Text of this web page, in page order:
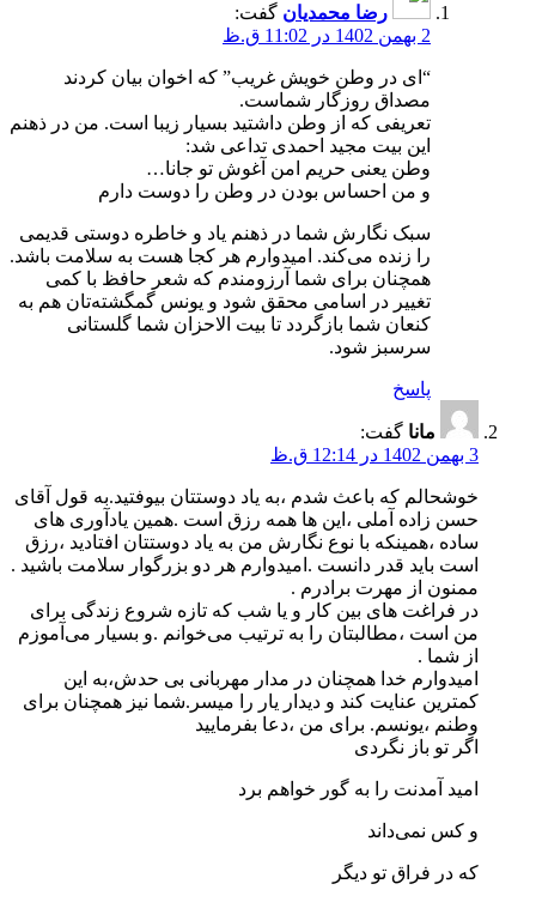
رضا محمدیان گفت:
2 بهمن 1402 در 11:02 ق.ظ
“ای در وطن خویش غریب” که اخوان بیان کردند
مصداق روزگار شماست.
تعریفی که از وطن داشتید بسیار زیبا است. من در ذهنم
این بیت مجید احمدی تداعی شد:
وطن یعنی حریم امن آغوش تو جانا…
و من احساس بودن در وطن را دوست دارم‌
سبک نگارش شما در ذهنم یاد و خاطره دوستی قدیمی
را زنده می‌کند. امیدوارم هر کجا هست به سلامت باشد.
همچنان برای شما آرزومندم که شعر حافظ با کمی
تغییر در اسامی محقق شود و یونس گمگشته‌تان هم به
کنعان شما بازگردد تا بیت الاحزان شما گلستانی
سرسبز شود.
پاسخ
مانا گفت:
3 بهمن 1402 در 12:14 ق.ظ
خوشحالم که باعث شدم ،به یاد دوستتان بیوفتید.به قول آقای
حسن زاده آملی ،این ها همه رزق است .همین یادآوری های
ساده ،همینکه با نوع نگارش من به یاد دوستتان افتادید ،رزق
است باید قدر دانست ‌.امیدوارم هر دو بزرگوار سلامت باشید .
ممنون از مهرت برادرم .
در فراغت های بین کار و یا شب که تازه شروع زندگی برای
من است ،مطالبتان را به ترتیب می‌خوانم .و بسیار می‌آموزم
از شما .
امیدوارم خدا همچنان در مدار مهربانی بی حدش،به این
کمترین عنایت کند و دیدار یار را میسر.شما نیز همچنان برای
وطنم ،یونسم. برای من ،دعا بفرمایید
اگر تو باز نگردی
امید آمدنت را به گور خواهم برد
و کس نمی‌داند
که در فراق تو دیگر